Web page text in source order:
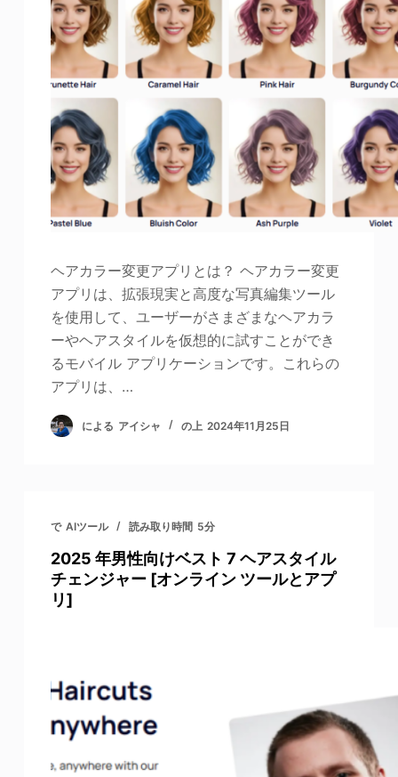
ヘアカラー変更アプリとは？ ヘアカラー変更
アプリは、拡張現実と高度な写真編集ツール
を使用して、ユーザーがさまざまなヘアカラ
ーやヘアスタイルを仮想的に試すことができ
るモバイル アプリケーションです。これらの
アプリは、…
による アイシャ の上 2024年11月25日
で AIツール 読み取り時間 5分
2025 年男性向けベスト 7 ヘアスタイル
チェンジャー [オンライン ツールとアプ
リ]